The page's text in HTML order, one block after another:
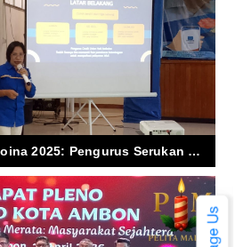
Pra RAT CU Hati Amboina 2025: Pengurus Serukan Kemandirian dan Solidaritas sebagai Fondasi Gerakan